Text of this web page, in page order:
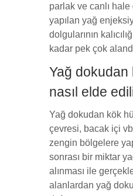
parlak ve canlı
yapılan yağ
dolgularının
kadar pek çok
Yağ dokudan
nasıl elde
Yağ dokudan kök
çevresi, bacak içi
zengin bölgelere
sonrası bir miktar
alınması ile
alanlardan yağ doku